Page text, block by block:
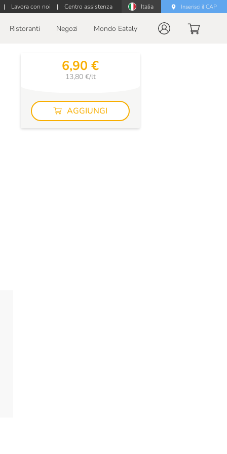
| Lavora con noi | Centro assistenza Italia Inserisci il CAP
Ristoranti Negozi Mondo Eataly
6,90 €
13,80 €/lt
AGGIUNGI